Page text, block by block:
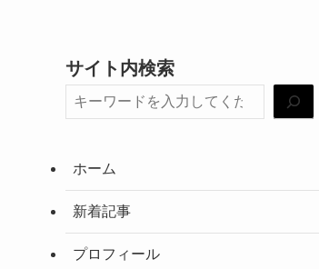
サイト内検索
ホーム
新着記事
プロフィール